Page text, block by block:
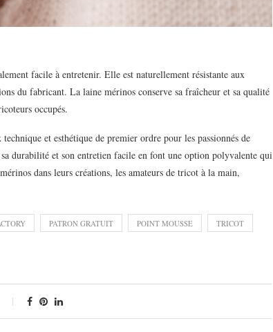
facile à entretenir. Elle est naturellement résistante aux
du fabricant. La laine mérinos conserve sa fraîcheur et sa qualité
occupés.
et esthétique de premier ordre pour les passionnés de
durabilité et son entretien facile en font une option polyvalente qui
dans leurs créations, les amateurs de tricot à la main,
PATRON GRATUIT POINT MOUSSE TRICOT